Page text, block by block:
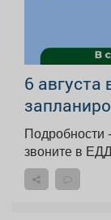
6
Подробности - в
звоните в